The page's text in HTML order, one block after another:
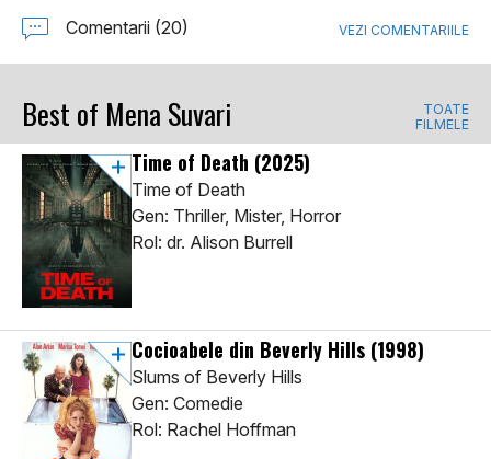
Comentarii (20) VEZI COMENTARIILE
Best of Mena Suvari
TOATE
FILMELE
Time of Death (2025)
Time of Death
Gen: Thriller, Mister, Horror
Rol: dr. Alison Burrell
Cocioabele din Beverly Hills (1998)
Slums of Beverly Hills
Gen: Comedie
Rol: Rachel Hoffman